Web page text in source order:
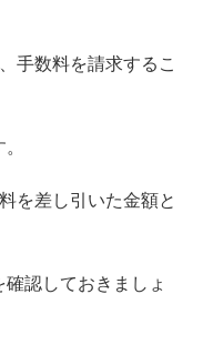
手数料を請求するこ
を差し引いた金額と
認しておきましょ